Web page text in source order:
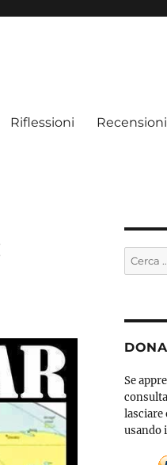
Riflessioni Recensioni
Cerca:
Se
usando